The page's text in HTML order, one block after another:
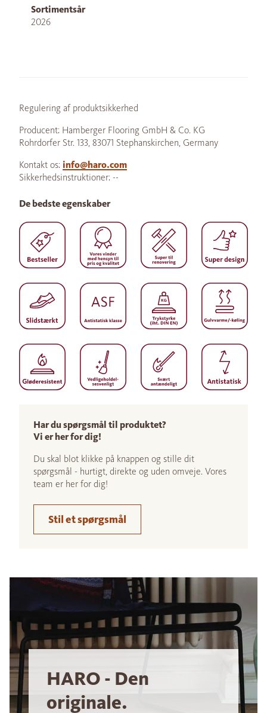
Sortimentsår
2026
Regulering af produktsikkerhed
Producent: Hamberger Flooring GmbH & Co. KG
Rohrdorfer Str. 133, 83071 Stephanskirchen, Germany
Kontakt os: info@haro.com
Sikkerhedsinstruktioner: --
Har du spørgsmål til produktet?
Vi er her for dig!
Du skal blot klikke på knappen og stille dit
spørgsmål - hurtigt, direkte og uden omveje. Vores
team er her for dig!
Stil et spørgsmål
De bedste egenskaber
HARO - Den
originale.